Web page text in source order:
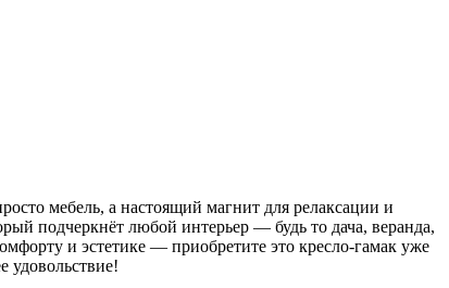
мебель, а настоящий магнит для релаксации и
подчеркнёт любой интерьер — будь то дача, веранда,
и эстетике — приобретите это кресло-гамак уже
удовольствие!